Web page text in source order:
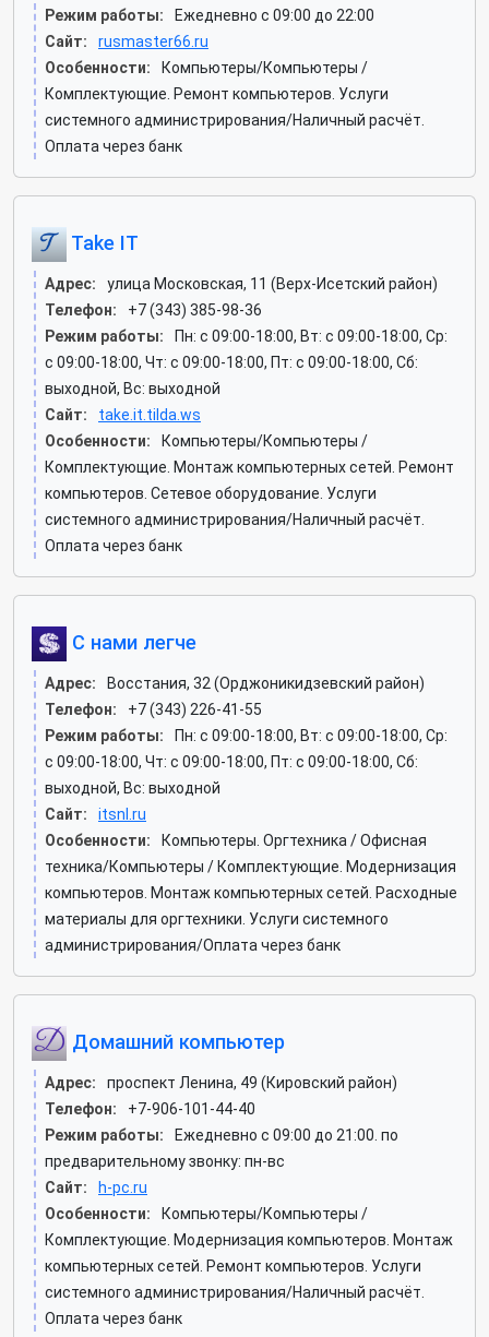
Режим работы:
Ежедневно с 09:00 до 22:00
Сайт:
rusmaster66.ru
Особенности:
Компьютеры/Компьютеры /
Комплектующие. Ремонт компьютеров. Услуги
системного администрирования/Наличный расчёт.
Оплата через банк
Take IT
Адрес:
улица Московская, 11 (Верх-Исетский район)
Телефон:
+7 (343) 385-98-36
Режим работы:
Пн: c 09:00-18:00, Вт: c 09:00-18:00, Ср:
c 09:00-18:00, Чт: c 09:00-18:00, Пт: c 09:00-18:00, Сб:
выходной, Вс: выходной
Сайт:
take.it.tilda.ws
Особенности:
Компьютеры/Компьютеры /
Комплектующие. Монтаж компьютерных сетей. Ремонт
компьютеров. Сетевое оборудование. Услуги
системного администрирования/Наличный расчёт.
Оплата через банк
С нами легче
Адрес:
Восстания, 32 (Орджоникидзевский район)
Телефон:
+7 (343) 226-41-55
Режим работы:
Пн: c 09:00-18:00, Вт: c 09:00-18:00, Ср:
c 09:00-18:00, Чт: c 09:00-18:00, Пт: c 09:00-18:00, Сб:
выходной, Вс: выходной
Сайт:
itsnl.ru
Особенности:
Компьютеры. Оргтехника / Офисная
техника/Компьютеры / Комплектующие. Модернизация
компьютеров. Монтаж компьютерных сетей. Расходные
материалы для оргтехники. Услуги системного
администрирования/Оплата через банк
Домашний компьютер
Адрес:
проспект Ленина, 49 (Кировский район)
Телефон:
+7-906-101-44-40
Режим работы:
Ежедневно с 09:00 до 21:00. по
предварительному звонку: пн-вс
Сайт:
h-pc.ru
Особенности:
Компьютеры/Компьютеры /
Комплектующие. Модернизация компьютеров. Монтаж
компьютерных сетей. Ремонт компьютеров. Услуги
системного администрирования/Наличный расчёт.
Оплата через банк